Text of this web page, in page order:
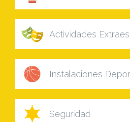
Actividades
Instalaciones
Seguridad